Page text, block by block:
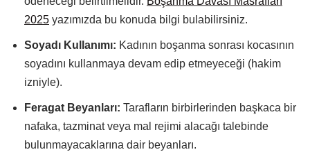
2025 yazımızda bu konuda bilgi bulabilirsiniz.
Soyadı Kullanımı: Kadının boşanma sonrası kocasının
soyadını kullanmaya devam edip etmeyeceği (hakim
izniyle).
Feragat Beyanları: Tarafların birbirlerinden başkaca bir
nafaka, tazminat veya mal rejimi alacağı talebinde
bulunmayacaklarına dair beyanları.